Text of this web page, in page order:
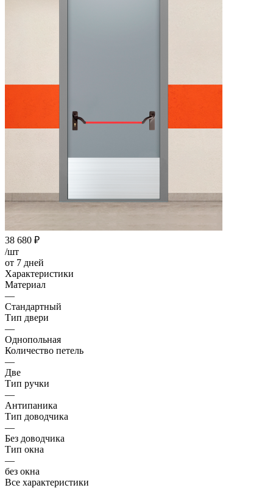
38 680 ₽
/шт
от 7 дней
Характеристики
Материал
—
Стандартный
Тип двери
—
Однопольная
Количество петель
—
Две
Тип ручки
—
Антипаника
Тип доводчика
—
Без доводчика
Тип окна
—
без окна
Все характеристики